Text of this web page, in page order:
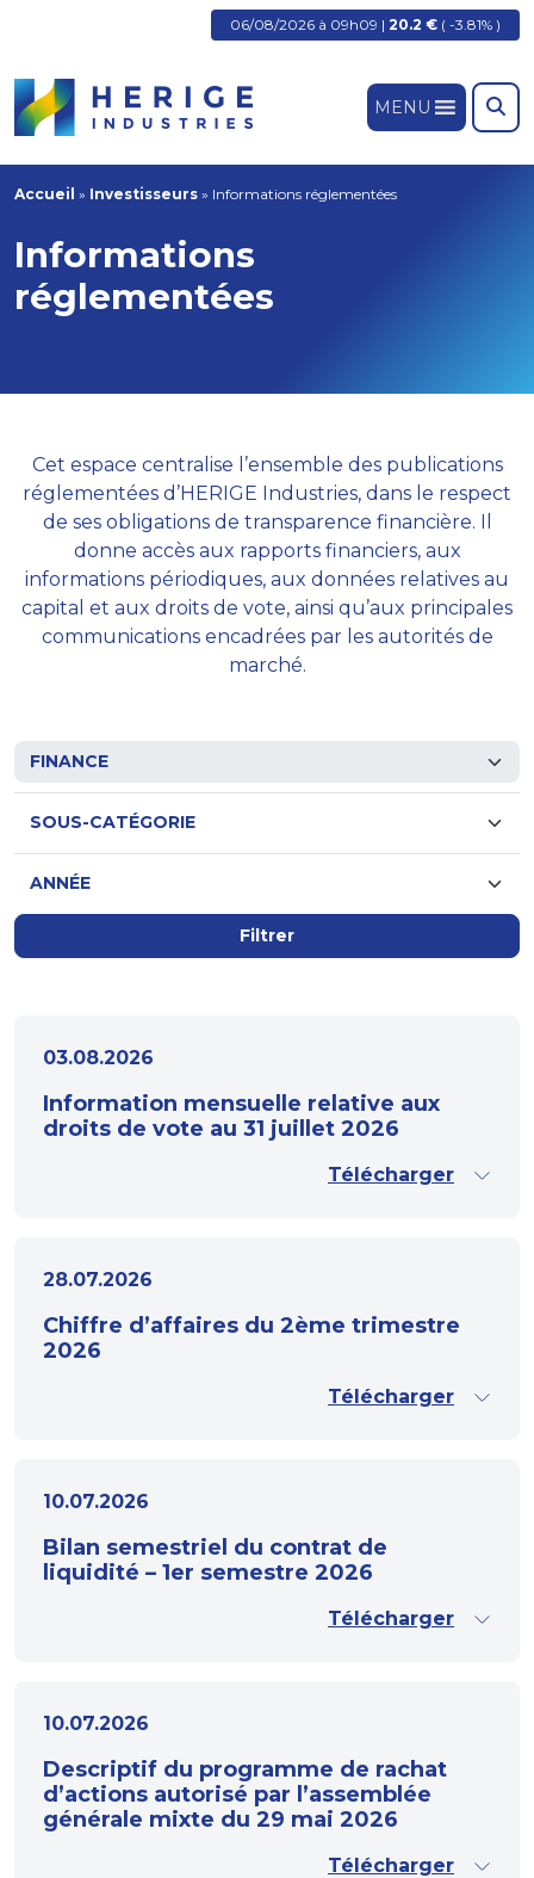
06/08/2026 à 09h09 | 20.2 € ( -3.81% )
MENU
Accueil » Investisseurs » Informations réglementées
Informations
réglementées
Cet espace centralise l’ensemble des publications
réglementées d’HERIGE Industries, dans le respect
de ses obligations de transparence financière. Il
donne accès aux rapports financiers, aux
informations périodiques, aux données relatives au
capital et aux droits de vote, ainsi qu’aux principales
communications encadrées par les autorités de
marché.
Filtrer
03.08.2026
Information mensuelle relative aux
droits de vote au 31 juillet 2026
Télécharger
28.07.2026
Chiffre d’affaires du 2ème trimestre
2026
Télécharger
10.07.2026
Bilan semestriel du contrat de
liquidité – 1er semestre 2026
Télécharger
10.07.2026
Descriptif du programme de rachat
d’actions autorisé par l’assemblée
générale mixte du 29 mai 2026
Télécharger